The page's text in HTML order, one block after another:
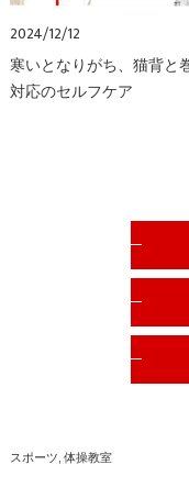
2024/12/12
寒いとなりがち、猫背と
対応のセルフケア
スポーツ 体操教室